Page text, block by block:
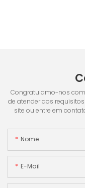
Congratulamo-nos
de atender aos
site ou entre em
Nome
E-Mail